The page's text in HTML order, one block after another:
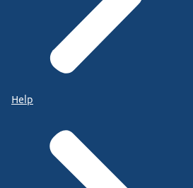
Help